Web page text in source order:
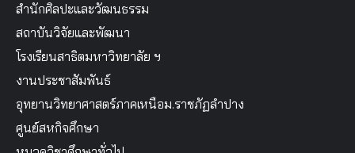
สำนักศิลปะและวัฒนธรรม
สถาบันวิจัยและพัฒนา
โรงเรียนสาธิตมหาวิทยาลัย ฯ
งานประชาสัมพันธ์
อุทยานวิทยาศาสตร์ภาคเหนือม.ราชภัฏลำปาง
ศูนย์สหกิจศึกษา